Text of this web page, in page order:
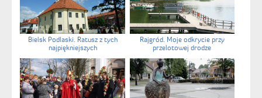
Bielsk Podlaski. Ratusz z tych
najpiękniejszych
Rajgród. Moje odkrycie przy
przelotowej drodze